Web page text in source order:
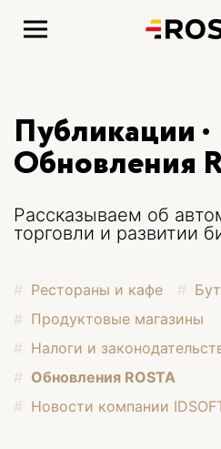
Публикации ·
Обновления
Рассказываем об
торговли и развитии
Рестораны и кафе
Продуктовые магазины
Налоги и
Обновления ROSTA
Новости компании